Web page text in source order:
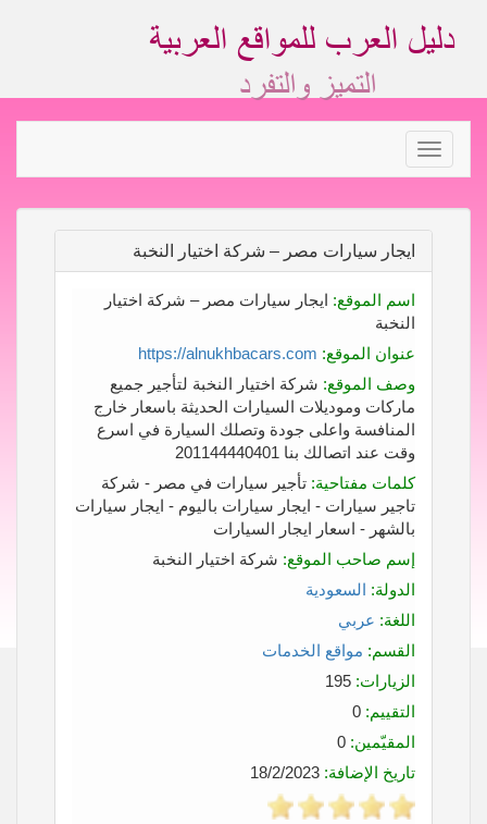
Toggle
navigation
ايجار سيارات مصر – شركة اختيار النخبة
اسم الموقع: ايجار سيارات مصر – شركة اختيار
النخبة
عنوان الموقع: https://alnukhbacars.com
وصف الموقع: شركة اختيار النخبة لتأجير جميع
ماركات وموديلات السيارات الحديثة باسعار خارج
المنافسة واعلى جودة وتصلك السيارة في اسرع
وقت عند اتصالك بنا 201144440401
كلمات مفتاحية: تأجير سيارات في مصر - شركة
تاجير سيارات - ايجار سيارات باليوم - ايجار سيارات
بالشهر - اسعار ايجار السيارات
إسم صاحب الموقع: شركة اختيار النخبة
الدولة: السعودية
اللغة: عربي
القسم: مواقع الخدمات
الزيارات:
التقييم:
المقيّمين:
تاريخ الإضافة: